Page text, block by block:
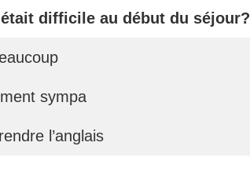
difficile au début du séjour?
sympa
l’anglais